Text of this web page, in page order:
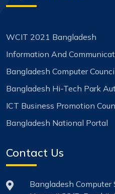
WCIT 2021 Bangladesh
Information And
Bangladesh Computer
Bangladesh Hi-Tech Park
ICT Business Promotion
Bangladesh National Portal
Contact Us
Bangladesh Computer